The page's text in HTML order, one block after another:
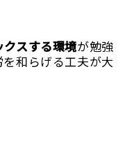
スする環境が勉強
和らげる工夫が大